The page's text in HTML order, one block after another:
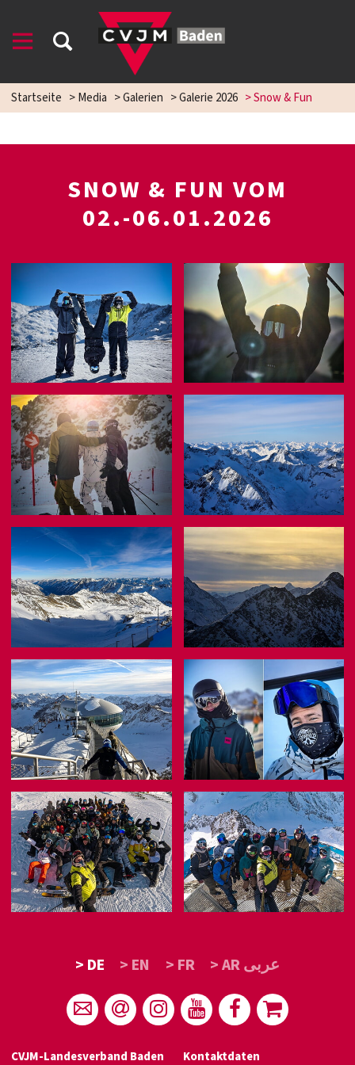
Startseite >Media >Galerien >Galerie 2026 >Snow & Fun
SNOW & FUN VOM
02.-06.01.2026
> DE > EN > FR > AR عربى
CVJM-Landesverband Baden
Kontaktdaten